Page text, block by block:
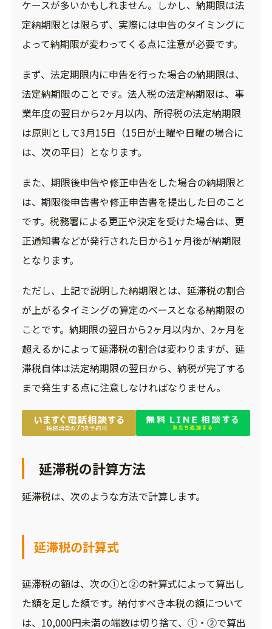
ケースが多いかもしれません。しかし、納期限は法
定納期限とは限らず、実際には申告のタイミングに
よって納期限が変わってくる点に注意が必要です。
まず、法定期限内に申告を行った場合の納期限は、
法定納期限のことです。法人税の法定納期限は、事
業年度の翌日から2ヶ月以内、所得税の法定納期限
は原則として3月15日（15日が土曜や日曜の場合に
は、次の平日）となります。
また、期限後申告や修正申告をした場合の納期限と
は、期限後申告書や修正申告書を提出した日のこと
です。税務署による更正や決定を受けた場合は、更
正通知書などが発行された日から1ヶ月後が納期限
となります。
ただし、上記で説明した納期限とは、延滞税の割合
が上がるタイミングの算定のベースとなる納期限の
ことです。納期限の翌日から2ヶ月以内か、2ヶ月を
超えるかによって延滞税の割合は変わりますが、延
滞税自体は法定納期限の翌日から、納税が完了する
まで発生する点に注意しなければなりません。
延滞税の計算方法
延滞税は、次のような方法で計算します。
延滞税の計算式
延滞税の額は、次の①と②の計算式によって算出し
た額を足した額です。納付すべき本税の額について
は、10,000円未満の端数は切り捨て、①・②で算出